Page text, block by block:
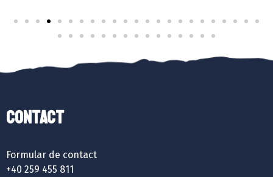
Contact
Formular de contact
+40 259 455 811